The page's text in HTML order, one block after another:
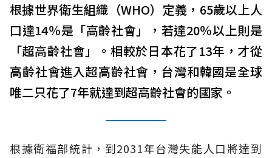
根據世界衛生組織（WHO）定義，65歲以上人
口達14％是「高齡社會」，若達20％以上則是
「超高齡社會」。相較於日本花了13年，才從
高齡社會進入超高齡社會，台灣和韓國是全球
唯二只花了7年就達到超高齡社會的國家。
根據衛福部統計，到2031年台灣失能人口將達到